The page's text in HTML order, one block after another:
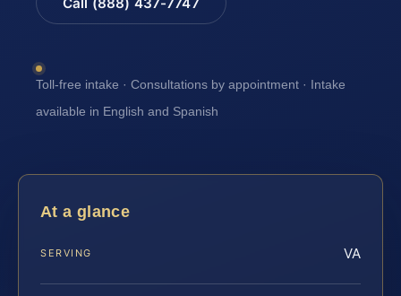
Toll-free intake · Consultations by appointment · Intake
available in English and Spanish
At a glance
SERVING VA